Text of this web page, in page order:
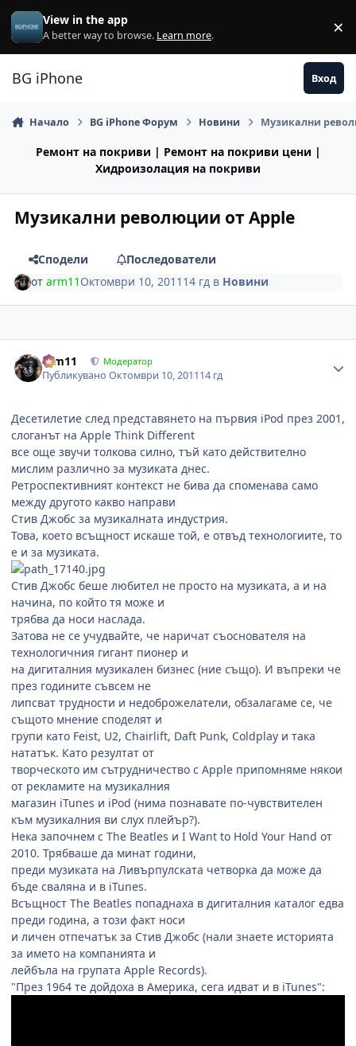
Премини към съдържанието
View in the app
A better way to browse. Learn more. ×
BG iPhone Вход
Начало BG iPhone Форум Новини Музикални
Ремонт на покриви | Ремонт на покриви цени |
Хидроизолация на покриви
Музикални революции от Apple
Сподели
Последователи
отarm11 Октомври 10, 2011 14 гд в Новини
arm11 Модератор
ПубликуваноОктомври 10, 201114 гд
Десетилетие след представянето на първия iPod през 2001,
слоганът на Apple Think Different
все още звучи толкова силно, тъй като действително
мислим различно за музиката днес.
Ретроспективният контекст не бива да споменава само
между другото какво направи
Стив Джобс за музикалната индустрия.
Това, което всъщност искаше той, е отвъд технологиите, то
е и за музиката.
Стив Джобс беше любител не просто на музиката, а и на
начина, по който тя може и
трябва да носи наслада.
Затова не се учудвайте, че наричат съоснователя на
технологичния гигант пионер и
на дигиталния музикален бизнес (ние също). И въпреки че
през годините съвсем не
липсват трудности и недоброжелатели, обзалагаме се, че
същото мнение споделят и
групи като Feist, U2, Chairlift, Daft Punk, Coldplay и така
нататък. Като резултат от
творческото им сътрудничество с Apple припомняме някои
от рекламите на музикалния
магазин iTunes и iPod (нима познавате по-чувствителен
към музикалния ви слух плейър?).
Нека започнем с The Beatles и I Want to Hold Your Hand от
2010. Трябваше да минат години,
преди музиката на Ливърпулската четворка да може да
бъде сваляна и в iTunes.
Всъщност The Beatles попаднаха в дигиталния каталог едва
преди година, а този факт носи
и личен отпечатък за Стив Джобс (нали знаете историята
за името на компанията и
лейбъла на групата Apple Records).
"През 1964 те дойдоха в Америка, сега идват и в iTunes":